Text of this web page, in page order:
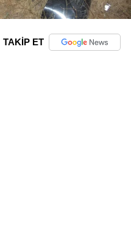
TAKİP ET